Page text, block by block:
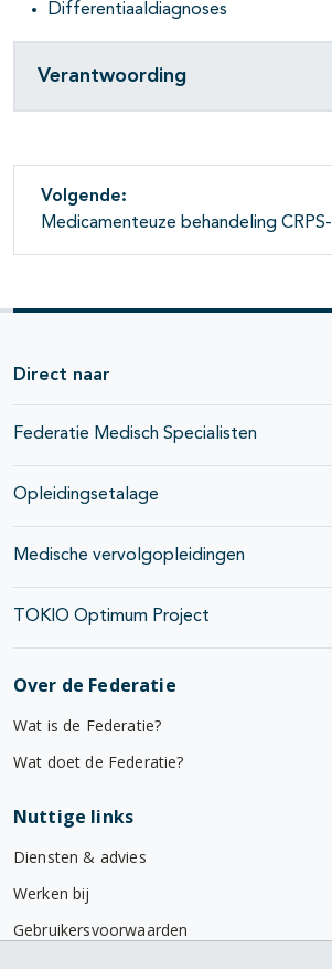
Differentiaaldiagnoses
Verantwoording
Volgende:
Medicamenteuze behandeling CRPS-I
Direct naar
Federatie Medisch Specialisten
Opleidingsetalage
Medische vervolgopleidingen
TOKIO Optimum Project
Over de Federatie
Wat is de Federatie?
Wat doet de Federatie?
Nuttige links
Diensten & advies
Werken bij
Gebruikersvoorwaarden